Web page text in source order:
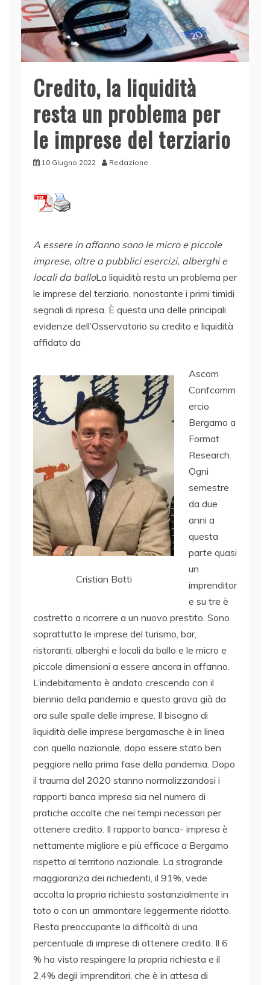
Credito, la liquidità
resta un problema per
le imprese del terziario
10 Giugno 2022 Redazione
A essere in affanno sono le micro e piccole
imprese, oltre a pubblici esercizi, alberghi e
locali da balloLa liquidità resta un problema per
le imprese del terziario, nonostante i primi timidi
segnali di ripresa. È questa una delle principali
evidenze dell’Osservatorio su credito e liquidità
affidato da
Cristian Botti
Ascom
Confcomm
ercio
Bergamo a
Format
Research.
Ogni
semestre
da due
anni a
questa
parte quasi
un
imprenditor
e su tre è
costretto a ricorrere a un nuovo prestito. Sono
soprattutto le imprese del turismo, bar,
ristoranti, alberghi e locali da ballo e le micro e
piccole dimensioni a essere ancora in affanno.
L’indebitamento è andato crescendo con il
biennio della pandemia e questo grava già da
ora sulle spalle delle imprese. Il bisogno di
liquidità delle imprese bergamasche è in linea
con quello nazionale, dopo essere stato ben
peggiore nella prima fase della pandemia. Dopo
il trauma del 2020 stanno normalizzandosi i
rapporti banca impresa sia nel numero di
pratiche accolte che nei tempi necessari per
ottenere credito. Il rapporto banca- impresa è
nettamente migliore e più efficace a Bergamo
rispetto al territorio nazionale. La stragrande
maggioranza dei richiedenti, il 91%, vede
accolta la propria richiesta sostanzialmente in
toto o con un ammontare leggermente ridotto.
Resta preoccupante la difficoltà di una
percentuale di imprese di ottenere credito. Il 6
% ha visto respingere la propria richiesta e il
2,4% degli imprenditori, che è in attesa di